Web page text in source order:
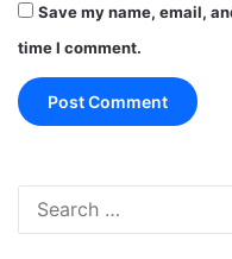
Save my name, email,
time I comment.